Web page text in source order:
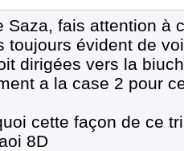
Saza, fais attention à
toujours évident de
dirigées vers la
a la case 2 pour
cette façon de ce
8D